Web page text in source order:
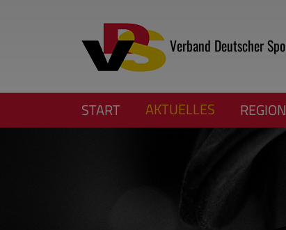
Verband Deutscher
START AKTUELLES